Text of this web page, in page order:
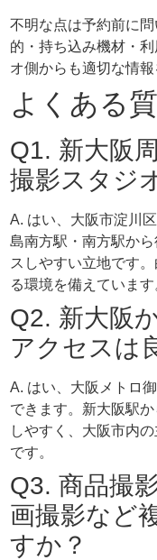
不明な点は予約前に
的・持ち込み機材・
オ側からも適切な情報
よくある
Q1. 新大阪
撮影スタジ
A. はい、大阪市淀川
島南方駅・南方駅か
スしやすい立地です
る環境を備えています
Q2. 新大阪
アクセスは
A. はい、大阪メトロ
できます。新大阪駅
しやすく、大阪市内
です。
Q3. 商品撮
画撮影など
すか？